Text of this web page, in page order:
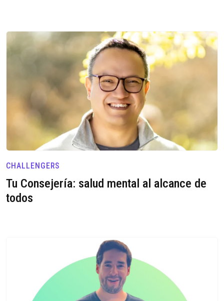
CHALLENGERS
Tu Consejería: salud mental al alcance de
todos